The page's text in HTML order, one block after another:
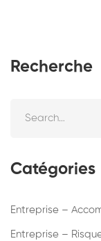
Recherche
Catégories
Entreprise –
Entreprise –